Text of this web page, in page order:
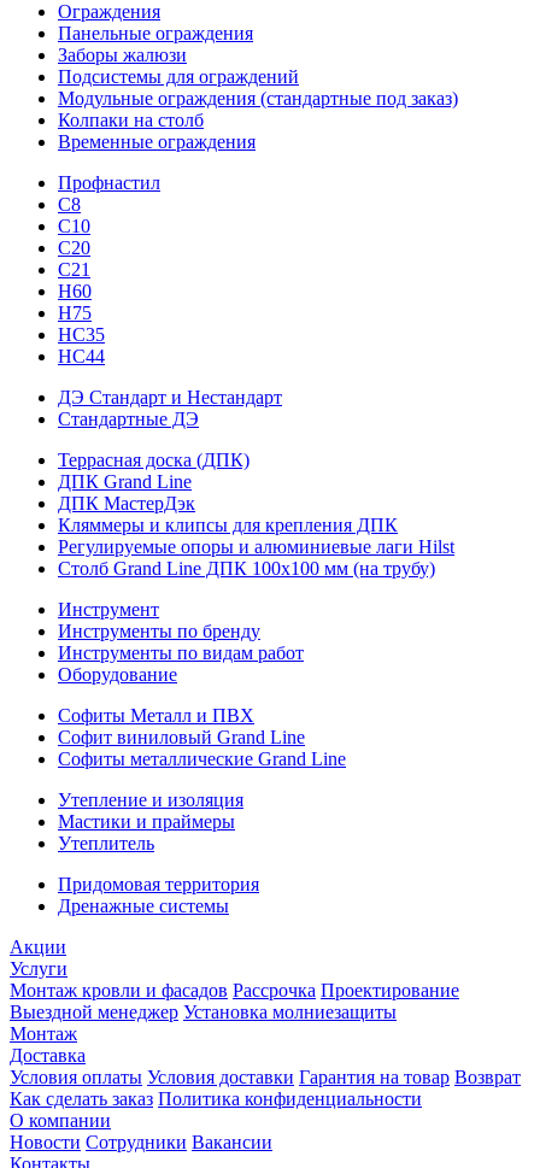
Ограждения
Панельные ограждения
Заборы жалюзи
Подсистемы для ограждений
Модульные ограждения (стандартные под заказ)
Колпаки на столб
Временные ограждения
Профнастил
С8
С10
С20
С21
H60
H75
HС35
НС44
ДЭ Стандарт и Нестандарт
Стандартные ДЭ
Террасная доска (ДПК)
ДПК Grand Line
ДПК МастерДэк
Кляммеры и клипсы для крепления ДПК
Регулируемые опоры и алюминиевые лаги Hilst
Столб Grand Line ДПК 100х100 мм (на трубу)
Инструмент
Инструменты по бренду
Инструменты по видам работ
Оборудование
Софиты Металл и ПВХ
Софит виниловый Grand Line
Софиты металлические Grand Line
Утепление и изоляция
Мастики и праймеры
Утеплитель
Придомовая территория
Дренажные системы
Акции
Услуги
Монтаж кровли и фасадов Рассрочка Проектирование
Выездной менеджер Установка молниезащиты
Монтаж
Доставка
Условия оплаты Условия доставки Гарантия на товар Возврат
Как сделать заказ Политика конфиденциальности
О компании
Новости Сотрудники Вакансии
Контакты